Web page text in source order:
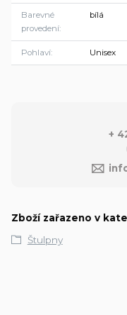
Barevné
provedení
bílá
Pohlaví Unisex
+
Zboží zařazeno v
Štulpny